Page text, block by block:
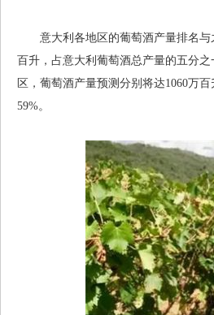
意大利各地区的葡萄酒产量排名与
百升，占意大利葡萄酒总产量的五分
区，葡萄酒产量预测分别将达1060万
59%。